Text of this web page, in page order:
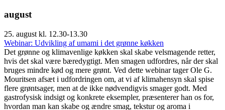
august
25. august kl. 12.30-13.30
Webinar: Udvikling af umami i det grønne køkken
Det grønne og klimavenlige køkken skal skabe velsmagende retter,
hvis det skal være bæredygtigt. Men smagen udfordres, når der skal
bruges mindre kød og mere grønt. Ved dette webinar tager Ole G.
Mouritsen afsæt i udfordringen om, at vi af klimahensyn skal spise
flere grøntsager, men at de ikke nødvendigvis smager godt. Med
gastrofysisk indsigt og konkrete eksempler, præsenterer han os for,
hvordan man kan skabe og ændre smag, tekstur og aroma i